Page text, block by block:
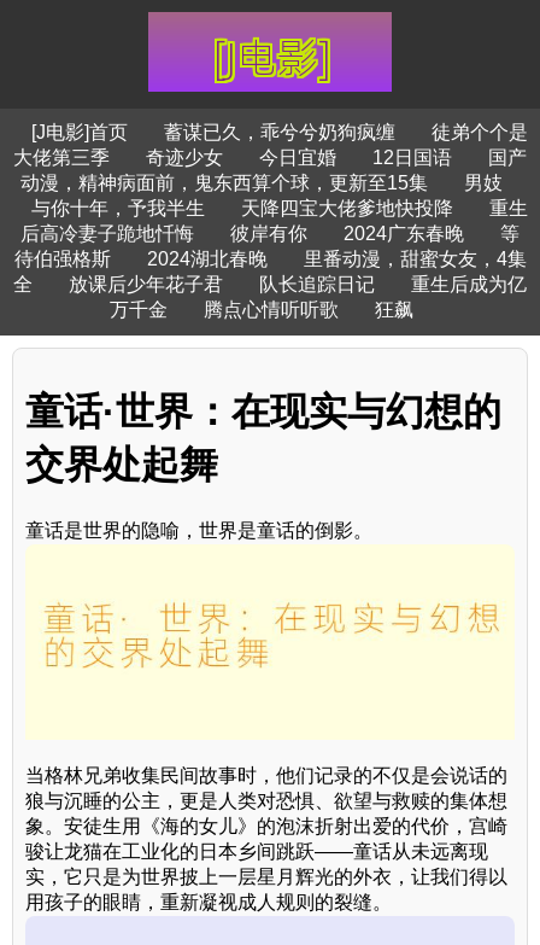
[J电影]首页 蓄谋已久，乖兮兮奶狗疯缠
徒弟个个是
大佬第三季
奇迹少女 今日宜婚 12日国语
国产
动漫，精神病面前，鬼东西算个球，更新至15集
男妓
与你十年，予我半生
天降四宝大佬爹地快投降
重生
后高冷妻子跪地忏悔
彼岸有你 2024广东春晚
等
待伯强格斯
2024湖北春晚
里番动漫，甜蜜女友，4集
全
放课后少年花子君 队长追踪日记
重生后成为亿
万千金
腾点心情听听歌 狂飙
童话·世界：在现实与幻想的
交界处起舞
童话是世界的隐喻，世界是童话的倒影。
当格林兄弟收集民间故事时，他们记录的不仅是会说话的
狼与沉睡的公主，更是人类对恐惧、欲望与救赎的集体想
象。安徒生用《海的女儿》的泡沫折射出爱的代价，宫崎
骏让龙猫在工业化的日本乡间跳跃——童话从未远离现
实，它只是为世界披上一层星月辉光的外衣，让我们得以
用孩子的眼睛，重新凝视成人规则的裂缝。